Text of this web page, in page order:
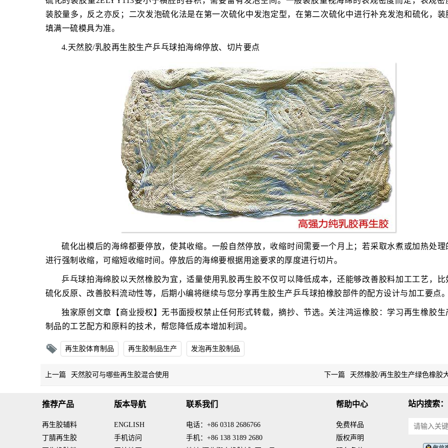
装胶量多，反之亦反；二次发泡硫化法是在第一次硫化中发泡定型，在第二次硫化中进行补充发泡和硫化，装
填满一硫模具为准。
4.天然胶/乳胶再生胶生产乒乓球拍海绵停放、切片要点
硫化出模后的海绵都要停放，使其收缩。一般自然停放，收缩时间需要一个月上；若采取水煮或加热处理
进行强制收缩，可缩短收缩时间。停放后的海绵要根据用途要求的厚度进行切片。
乒乓球拍海绵胶以天然橡胶为宜，适量使用乳胶再生胶不仅可以降低成本，还能够改善胶料加工工艺，比
硫化反原、改善胶料流动性等，后期小编将继续与您分享再生胶生产乒乓球拍橡胶部件的配方设计与加工要点。
独家原创文章【商业授权】无书面授权禁止任何形式转载，摘抄、节选。关注鸿运橡胶：学习再生橡胶生
制品的工艺配方和原料的技术，帮您降低成本增加利润。
再生胶体育制品 再生胶制品生产 发泡再生胶制品
上一篇 天然胶可与哪些再生胶混合使用 下一篇 天然橡胶/再生胶生产绿色橡胶
推荐产品
再生胶辅料
丁腈再生胶
版本导航
ENGLISH
手机访问
联系我们
电话：+86 0318 2686766
手机：+86 138 3189 2680
帮助中心
免费样品
版权声明
站内搜索：